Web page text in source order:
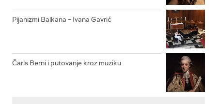
Pijanizmi Balkana – Ivana Gavrić
Čarls Berni i putovanje kroz muziku